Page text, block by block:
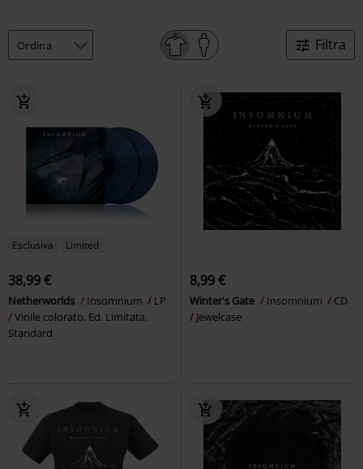
Filtra
Esclusiva Limited
38,99 €
Netherworlds Insomnium
LP
Vinile colorato, Ed. Limitata,
Standard
8,99 €
Winter's Gate Insomnium
CD
Jewelcase